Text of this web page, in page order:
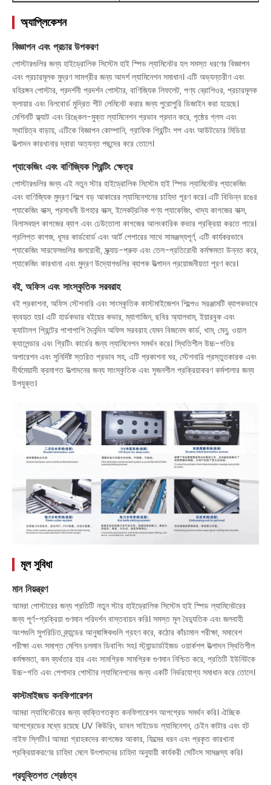
অ্যাপ্লিকেশন
বিজ্ঞাপন এবং প্রচার উপকরণ
পোস্টারগুলির জন্য হাইড্রোলিক সিস্টেম হাই স্পিড ল্যামিনেটর হল সমস্ত ধরণের বিজ্ঞাপন
এবং প্রচারমূলক মুদ্রণ সামগ্রীর জন্য আদর্শ ল্যামিনেশন সমাধান। এটি অভ্যন্তরীণ এবং
বহিরঙ্গন পোস্টার, প্রদর্শনী প্রদর্শন পোস্টার, বাণিজ্যিক লিফলেট, পণ্য ব্রোশিওর, প্রচারমূলক
ফ্লায়ার এবং বিলবোর্ড মুদ্রিত শীট লেমিনেট করার জন্য পুরোপুরি ডিজাইন করা হয়েছে।
মেশিনটি ফ্ল্যাট এবং রিঙ্কেল-মুক্ত ল্যামিনেশন প্রভাব প্রদান করে, পৃষ্ঠের গ্লস এবং
স্থায়িত্ব বাড়ায়, এটিকে বিজ্ঞাপন কোম্পানি, গ্রাফিক প্রিন্টিং শপ এবং আউটডোর মিডিয়া
উত্পাদন কারখানার দ্বারা অত্যন্ত পছন্দের করে তোলে।
প্যাকেজিং এবং বাণিজ্যিক প্রিন্টিং ক্ষেত্র
পোস্টারগুলির জন্য এই নতুন স্টার হাইড্রোলিক সিস্টেম হাই স্পিড ল্যামিনেটর প্যাকেজিং
এবং বাণিজ্যিক মুদ্রণ শিল্পে বড় আকারের ল্যামিনেশনের চাহিদা পূরণ করে। এটি বিভিন্ন রঙের
প্যাকেজিং বাক্স, প্রসাধনী উপহার বাক্স, ইলেকট্রনিক পণ্য প্যাকেজিং, খাদ্য কাগজের বাক্স,
বিলাসবহুল কাগজের ব্যাগ এবং ঢেউতোলা কাগজের আলংকারিক কভার প্রক্রিয়া করতে পারে।
প্রলিপ্ত কাগজ, ধূসর কার্ডবোর্ড এবং আর্ট পেপারের সাথে সামঞ্জস্যপূর্ণ, এটি কার্যকরভাবে
প্যাকেজিং সারফেসগুলির জলরোধী, স্ক্র্যাচ-প্রুফ এবং তেল-প্রতিরোধী কর্মক্ষমতা উন্নত করে,
প্যাকেজিং কারখানা এবং মুদ্রণ উদ্যোগগুলির ব্যাপক উত্পাদন প্রয়োজনীয়তা পূরণ করে।
বই, অফিস এবং সাংস্কৃতিক সরবরাহ
বই প্রকাশনা, অফিস স্টেশনারি এবং সাংস্কৃতিক কাস্টমাইজেশন শিল্পেও সরঞ্জামটি ব্যাপকভাবে
ব্যবহৃত হয়। এটি হার্ডকভার বইয়ের কভার, ম্যাগাজিন, ছবির অ্যালবাম, ইয়ারবুক এবং
ক্যাটালগ প্রিন্টের পাশাপাশি দৈনন্দিন অফিস সরবরাহ যেমন বিজনেস কার্ড, খাম, মেনু, ওয়াল
ক্যালেন্ডার এবং গ্রিটিং কার্ডের জন্য ল্যামিনেশন সমর্থন করে। স্থিতিশীল উচ্চ-গতির
অপারেশন এবং সুনির্দিষ্ট স্তরিত প্রভাব সহ, এটি প্রকাশনা ঘর, স্টেশনারি প্রস্তুতকারক এবং
দীর্ঘমেয়াদী ক্রমাগত উত্পাদনের জন্য সাংস্কৃতিক এবং সৃজনশীল প্রক্রিয়াকরণ কর্মশালার জন্য
উপযুক্ত।
মূল সুবিধা
মান নিয়ন্ত্রণ
আমরা পোস্টারের জন্য প্রতিটি নতুন স্টার হাইড্রোলিক সিস্টেম হাই স্পিড ল্যামিনেটরের
জন্য পূর্ণ-প্রক্রিয়া গুণমান পরিদর্শন বাস্তবায়ন করি। সমস্ত মূল বৈদ্যুতিক এবং জলবাহী
অংশগুলি সুপরিচিত ব্র্যান্ডের আনুষাঙ্গিকগুলি গ্রহণ করে, কঠোর কাঁচামাল পরীক্ষা, সমাবেশ
পরীক্ষা এবং সমাপ্ত মেশিন চলমান ডিবাগিং সহ। স্ট্যান্ডার্ডাইজড ওয়ার্কশপ উত্পাদন স্থিতিশীল
কর্মক্ষমতা, কম ব্যর্থতার হার এবং সামগ্রিক সামগ্রিক গুণমান নিশ্চিত করে, প্রতিটি ইউনিটকে
উচ্চ-গতি এবং পেশাদার পোস্টার ল্যামিনেশনের জন্য একটি নির্ভরযোগ্য সমাধান করে তোলে।
কাস্টমাইজড কনফিগারেশন
আমরা ল্যামিনেটরের জন্য ব্যক্তিগতকৃত কনফিগারেশন আপগ্রেড সমর্থন করি। ঐচ্ছিক
আপগ্রেডের মধ্যে রয়েছে UV কিউরিং, ডাবল সাইডেড ল্যামিনেশন, চেইন কাটার এবং হট
নাইফ স্লিটিং। আমরা গ্রাহকদের কাগজের আকার, ফিল্মের ধরন এবং প্রকৃত কারখানা
প্রক্রিয়াকরণের চাহিদা মেলে উৎপাদনের চাহিদা অনুযায়ী কার্যকরী সেটিংস সামঞ্জস্য করি।
প্রযুক্তিগত শ্রেষ্ঠত্ব